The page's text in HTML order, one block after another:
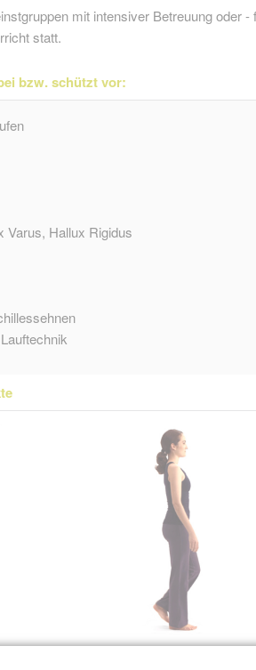
mit intensiver Betreuung oder
statt.
bzw. schützt vor:
Varus, Hallux Rigidus